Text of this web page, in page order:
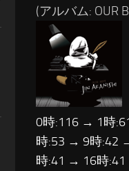
(アルバム: OUR
0時:116 → 1時
時:53 → 9時:42
時:41 → 16時